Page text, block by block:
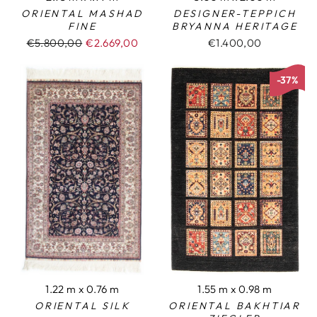
ORIENTAL MASHAD
FINE
Normaler
€5.800,00 Sonderpreis
€2.669,00
DESIGNER-TEPPICH
BRYANNA HERITAGE
€1.400,00
1.22 m x 0.76 m
ORIENTAL SILK
-37%
1.55 m x 0.98 m
ORIENTAL BAKHTIAR